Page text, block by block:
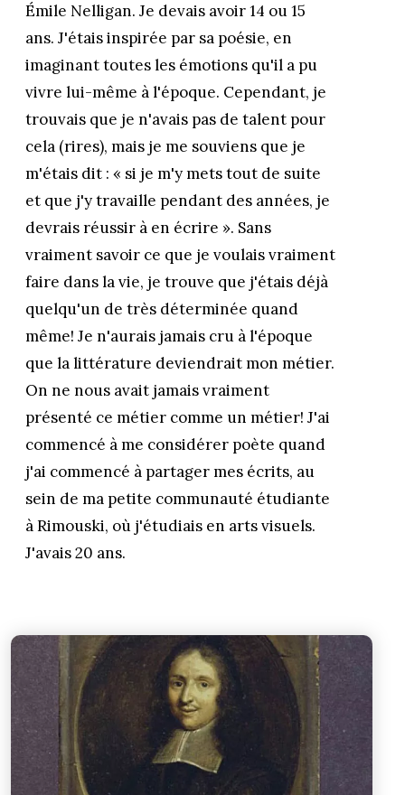
Émile Nelligan. Je devais avoir 14 ou 15
ans. J'étais inspirée par sa poésie, en
imaginant toutes les émotions qu'il a pu
vivre lui-même à l'époque. Cependant, je
trouvais que je n'avais pas de talent pour
cela (rires), mais je me souviens que je
m'étais dit : « si je m'y mets tout de suite
et que j'y travaille pendant des années, je
devrais réussir à en écrire ». Sans
vraiment savoir ce que je voulais vraiment
faire dans la vie, je trouve que j'étais déjà
quelqu'un de très déterminée quand
même! Je n'aurais jamais cru à l'époque
que la littérature deviendrait mon métier.
On ne nous avait jamais vraiment
présenté ce métier comme un métier! J'ai
commencé à me considérer poète quand
j'ai commencé à partager mes écrits, au
sein de ma petite communauté étudiante
à Rimouski, où j'étudiais en arts visuels.
J'avais 20 ans.